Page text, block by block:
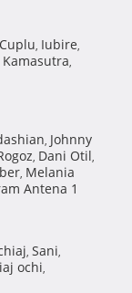
Cuplu, Iubire,
,
, Johnny
, Dani Otil,
, Melania
Antena 1
, Sani,
ochi,